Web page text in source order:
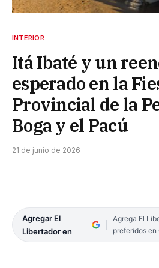
INTERIOR
Itá Ibaté y un
esperado en la
Provincial de la
Boga y el Pacú
21 de junio de 2026
Agregar El
Libertador en
Agrega El
preferidos en